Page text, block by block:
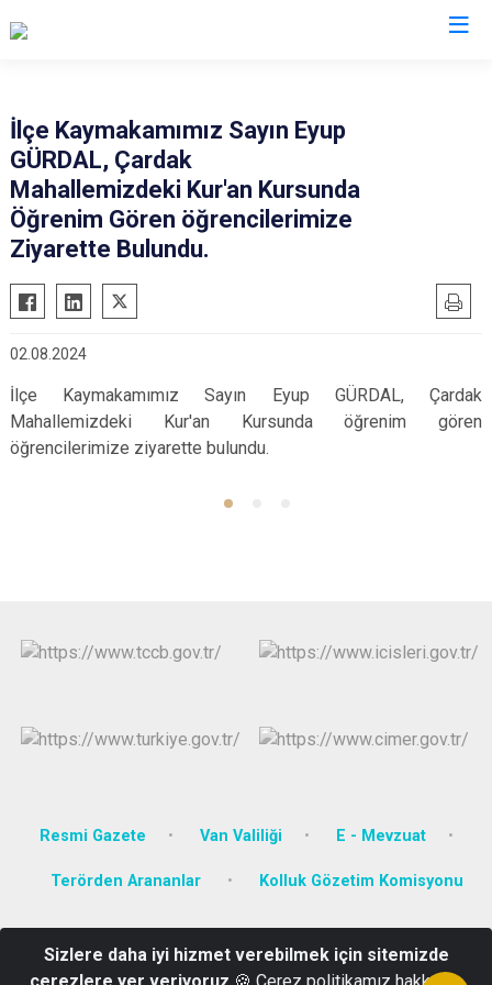
Bahçesaray
Başkale
Çaldıran
Edremit
Erciş
Muradiye
İlçe Kaymakamımız Sayın Eyup
GÜRDAL, Çardak
Mahallemizdeki Kur'an Kursunda
Öğrenim Gören öğrencilerimize
Ziyarette Bulundu.
02.08.2024
İlçe Kaymakamımız Sayın Eyup GÜRDAL, Çardak
Mahallemizdeki Kur'an Kursunda öğrenim gören
öğrencilerimize ziyarette bulundu.
Resmi Gazete Van Valiliği E - Mevzuat
Terörden Arananlar Kolluk Gözetim Komisyonu
Saray/VAN
Sizlere daha iyi hizmet verebilmek için sitemizde